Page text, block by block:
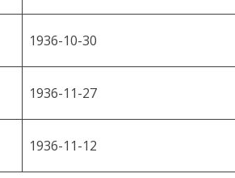
1936-10-30
1936-11-27
1936-11-12